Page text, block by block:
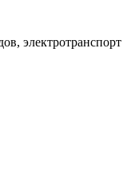
электротранспорт